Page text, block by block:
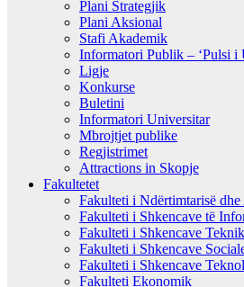
Plani Strategjik
Plani Aksional
Stafi Akademik
Informatori Publik – ‘Pulsi i
Ligje
Konkurse
Buletini
Informatori Universitar
Mbrojtjet publike
Regjistrimet
Attractions in Skopje
Fakultetet
Fakulteti i Ndërtimtarisë
Fakulteti i Shkencave të
Fakulteti i Shkencave
Fakulteti i Shkencave
Fakulteti i Shkencave
Fakulteti Ekonomik